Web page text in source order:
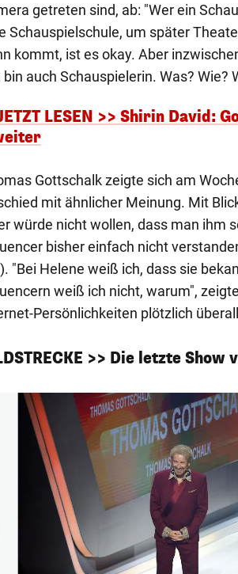
getreten sind, ab: "Wer ein
Schauspielschule, um später
kommt, ist es okay. Aber
bin auch Schauspielerin. Was? Wie?
LESEN >> Shirin David:
Gottschalk zeigte sich am
mit ähnlicher Meinung. Mit
würde nicht wollen, dass man ihm
bisher einfach nicht
"Bei Helene weiß ich, dass sie
weiß ich nicht, warum",
Persönlichkeiten plötzlich
>> Die letzte Show